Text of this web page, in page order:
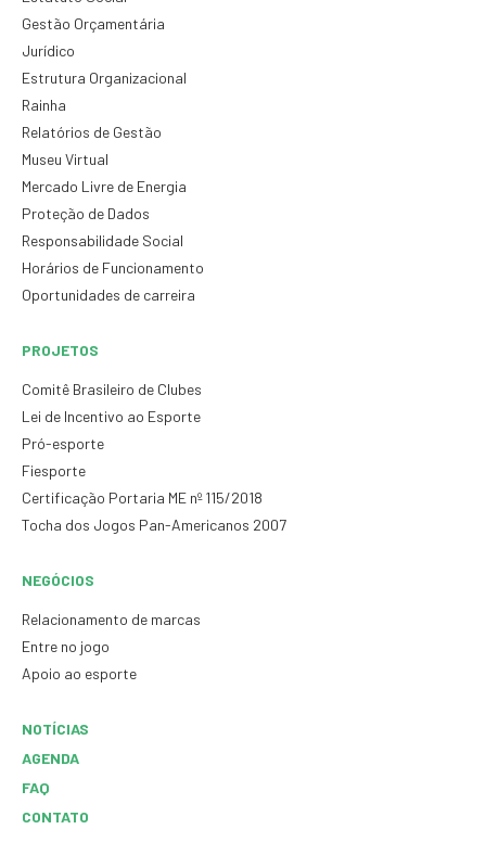
Gestão Orçamentária
Jurídico
Estrutura Organizacional
Rainha
Relatórios de Gestão
Museu Virtual
Mercado Livre de Energia
Proteção de Dados
Responsabilidade Social
Horários de Funcionamento
Oportunidades de carreira
PROJETOS
Comitê Brasileiro de Clubes
Lei de Incentivo ao Esporte
Pró-esporte
Fiesporte
Certificação Portaria ME nº 115/2018
Tocha dos Jogos Pan-Americanos 2007
NEGÓCIOS
Relacionamento de marcas
Entre no jogo
Apoio ao esporte
NOTÍCIAS
AGENDA
FAQ
CONTATO